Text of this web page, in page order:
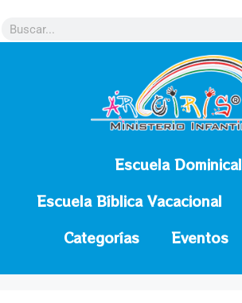
Escuela Dominical
Escuela Bíblica Vacacional
Categorías
Eventos